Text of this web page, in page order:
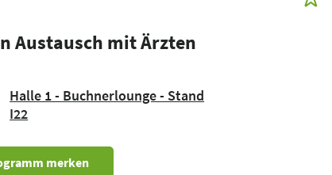
Austausch mit Ärzten
Halle 1 - Buchnerlounge - Stand
I22
merken